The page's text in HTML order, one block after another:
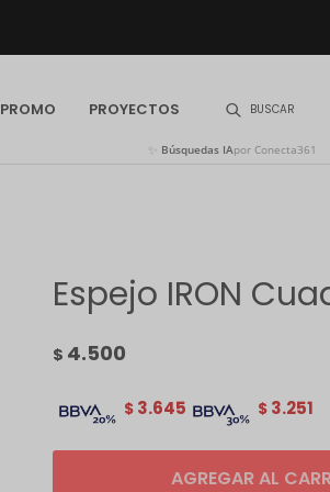
PROMO PROYECTOS
Búsquedas IApor Conecta361
Espejo IRON
$ 4.500
$ 3.251
$ 3.645
AGREGAR AL